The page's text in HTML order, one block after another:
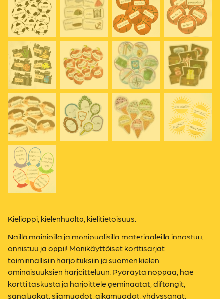
Kielioppi, kielenhuolto, kielitietoisuus.
Näillä mainioilla ja monipuolisilla materiaaleilla innostuu,
onnistuu ja oppii! Monikäyttöiset korttisarjat
toiminnallisiin harjoituksiin ja suomen kielen
ominaisuuksien harjoitteluun. Pyöräytä noppaa, hae
kortti taskusta ja harjoittele geminaatat, diftongit,
sanaluokat, sijamuodot, aikamuodot, yhdyssanat,